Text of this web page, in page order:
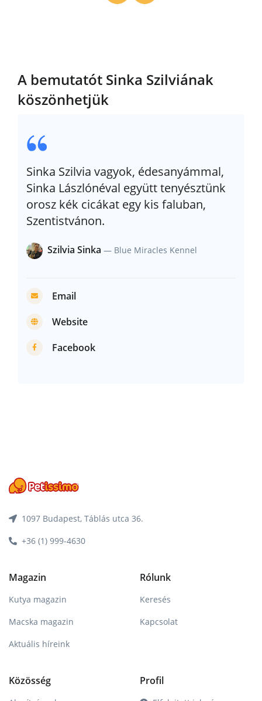
A bemutatót Sinka Szilviának
köszönhetjük
Sinka Szilvia vagyok, édesanyámmal,
Sinka Lászlónéval együtt tenyésztünk
orosz kék cicákat egy kis faluban,
Szentistvánon.
Szilvia Sinka — Blue Miracles Kennel
Email
Website
Facebook
1097 Budapest, Táblás utca 36.
+36 (1) 999-4630
Magazin
Kutya magazin
Macska magazin
Aktuális híreink
Rólunk
Keresés
Kapcsolat
Közösség Profil